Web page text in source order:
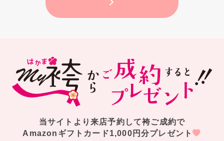
当サイトより来店予約して袴ご成約で
Amazonギフトカード1,000円分プレゼント